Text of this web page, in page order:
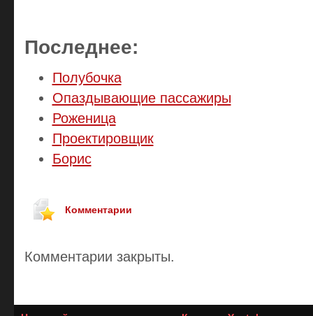
Последнее:
Полубочка
Опаздывающие пассажиры
Роженица
Проектировщик
Борис
Комментарии
Комментарии закрыты.